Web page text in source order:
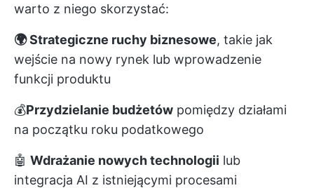
warto z niego skorzystać:
🌍 Strategiczne ruchy biznesowe, takie jak
wejście na nowy rynek lub wprowadzenie
funkcji produktu
💰Przydzielanie budżetów pomiędzy działami
na początku roku podatkowego
🤖 Wdrażanie nowych technologii lub
integracja AI z istniejącymi procesami